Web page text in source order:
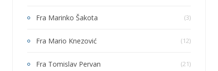
Fra Marinko Šakota (3)
Fra Mario Knezović (12)
Fra Tomislav Pervan (21)